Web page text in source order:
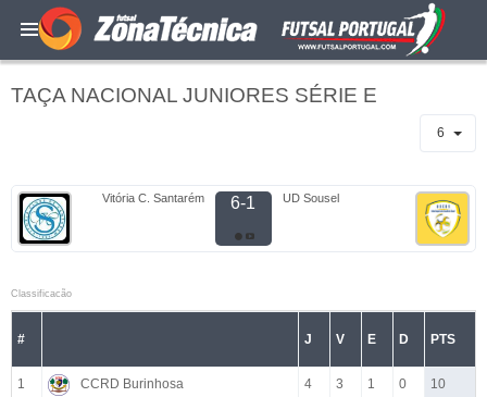
TAÇA NACIONAL JUNIORES SÉRIE E
6
Vitória C. Santarém 6-1 UD Sousel
Classificacão
# J V E D PTS
1 CCRD Burinhosa 4 3 1 0 10